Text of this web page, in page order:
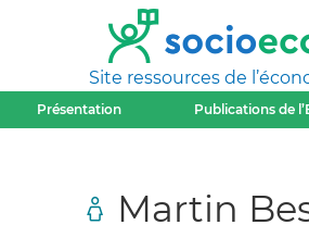
Site ressources de
Présentation Publications de
Martin